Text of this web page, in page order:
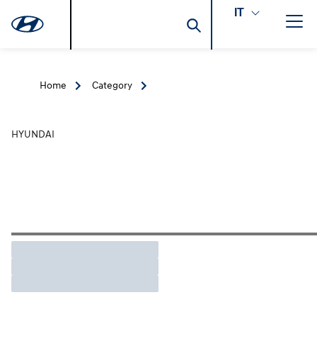
IT
Home Category
HYUNDAI